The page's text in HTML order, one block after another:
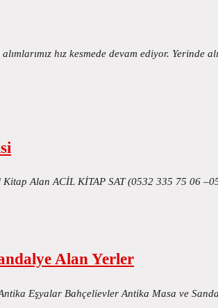
hız kesmede devam ediyor. Yerinde
Alan ACİL KİTAP SAT (0532 335 75 06
Alan Yerler
Eşyalar Bahçelievler Antika Masa ve